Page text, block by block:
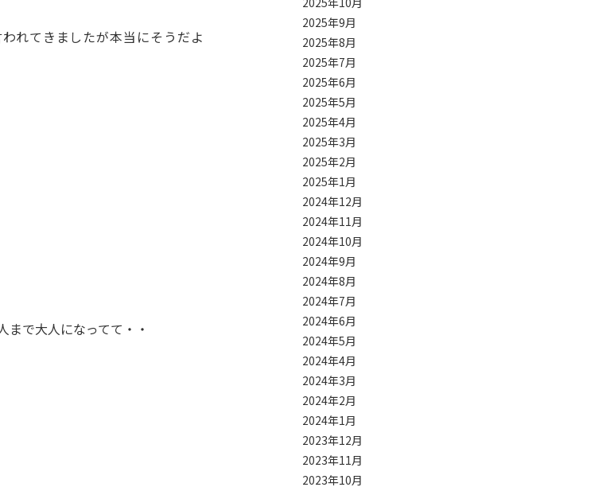
れてきましたが本当にそうだよ
で大人になってて・・
2025年9月
2025年8月
2025年7月
2025年6月
2025年5月
2025年4月
2025年3月
2025年2月
2025年1月
2024年12月
2024年11月
2024年10月
2024年9月
2024年8月
2024年7月
2024年6月
2024年5月
2024年4月
2024年3月
2024年2月
2024年1月
2023年12月
2023年11月
2023年10月